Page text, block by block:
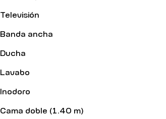
Televisión
Banda ancha
Ducha
Lavabo
Inodoro
Cama doble (1.40 m)